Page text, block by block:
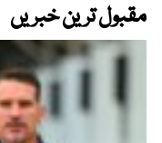
مقبول ترین خبریں